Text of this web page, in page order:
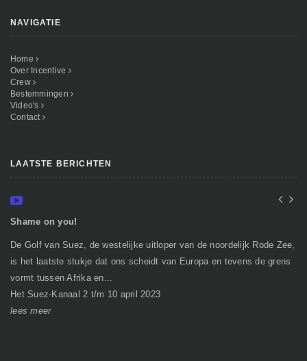
NAVIGATIE
Home
Over Incentive
Crew
Bestemmingen
Video's
Contact
LAATSTE BERICHTEN
Shame on you!
De Golf van Suez, de westelijke uitloper van de noordelijk Rode Zee,
is het laatste stukje dat ons scheidt van Europa en tevens de grens
vormt tussen Afrika en...
Het Suez-Kanaal 2 t/m 10 april 2023
lees meer